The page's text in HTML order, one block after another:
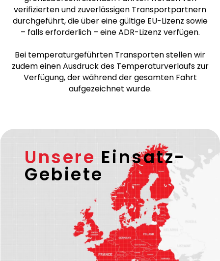
verifizierten und zuverlässigen Transportpartnern
durchgeführt, die über eine gültige EU-Lizenz sowie
– falls erforderlich – eine ADR-Lizenz verfügen.
Bei temperaturgeführten Transporten stellen wir
zudem einen Ausdruck des Temperaturverlaufs zur
Verfügung, der während der gesamten Fahrt
aufgezeichnet wurde.
Unsere Einsatz-
Gebiete